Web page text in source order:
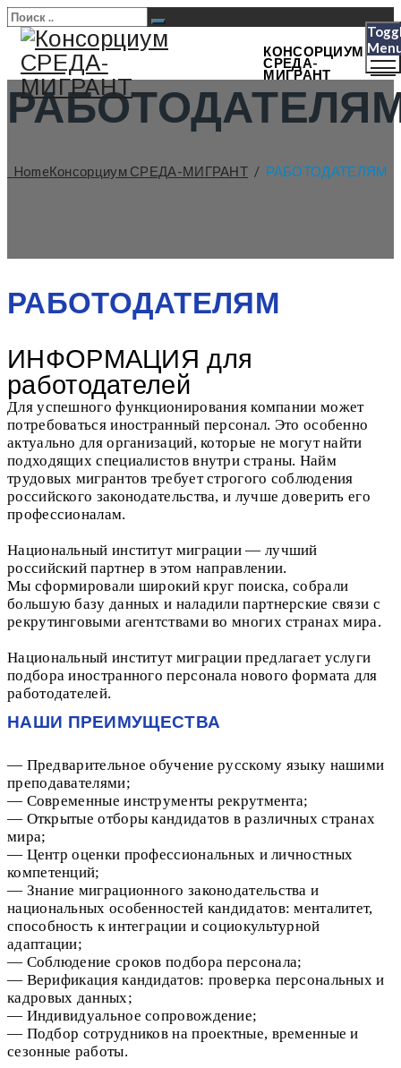
КОНСОРЦИУМ
СРЕДА-
МИГРАНТ
HomeКонсорциум СРЕДА-МИГРАНТ / РАБОТОДАТЕЛЯМ
РАБОТОДАТЕЛЯМ
ИНФОРМАЦИЯ для
работодателей
Для успешного функционирования компании может
потребоваться иностранный персонал. Это особенно
актуально для организаций, которые не могут найти
подходящих специалистов внутри страны. Найм
трудовых мигрантов требует строгого соблюдения
российского законодательства, и лучше доверить его
профессионалам.
Национальный институт миграции — лучший
российский партнер в этом направлении.
Мы сформировали широкий круг поиска, собрали
большую базу данных и наладили партнерские связи с
рекрутинговыми агентствами во многих странах мира.
Национальный институт миграции предлагает услуги
подбора иностранного персонала нового формата для
работодателей.
НАШИ ПРЕИМУЩЕСТВА
— Предварительное обучение русскому языку нашими
преподавателями;
— Современные инструменты рекрутмента;
— Открытые отборы кандидатов в различных странах
мира;
— Центр оценки профессиональных и личностных
компетенций;
— Знание миграционного законодательства и
национальных особенностей кандидатов: менталитет,
способность к интеграции и социокультурной
адаптации;
— Соблюдение сроков подбора персонала;
— Верификация кандидатов: проверка персональных и
кадровых данных;
— Индивидуальное сопровождение;
— Подбор сотрудников на проектные, временные и
сезонные работы.